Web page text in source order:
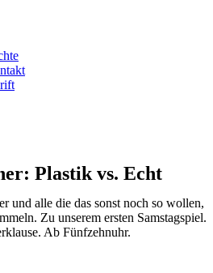
Plastik vs. Echt
und alle die das sonst noch so wollen,
Zu unserem ersten Samstagspiel.
Ab Fünfzehnuhr.